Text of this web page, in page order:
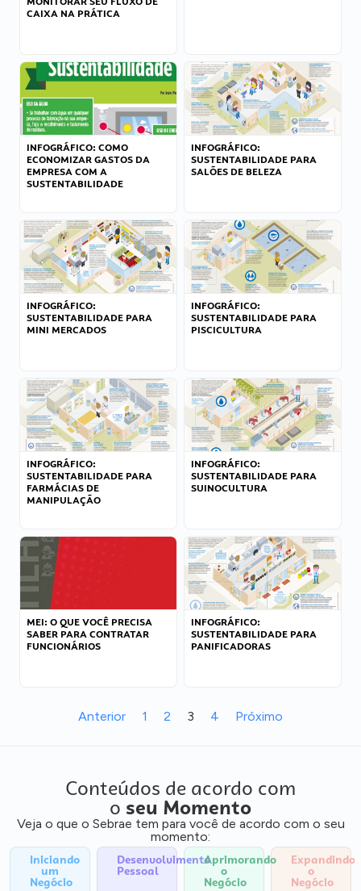
CAIXA NA PRÁTICA
INFOGRÁFICO: COMO
ECONOMIZAR GASTOS DA
EMPRESA COM A
SUSTENTABILIDADE
INFOGRÁFICO:
SUSTENTABILIDADE PARA
SALÕES DE BELEZA
INFOGRÁFICO:
SUSTENTABILIDADE PARA
MINI MERCADOS
INFOGRÁFICO:
SUSTENTABILIDADE PARA
PISCICULTURA
INFOGRÁFICO:
SUSTENTABILIDADE PARA
FARMÁCIAS DE
MANIPULAÇÃO
INFOGRÁFICO:
SUSTENTABILIDADE PARA
SUINOCULTURA
MEI: O QUE VOCÊ PRECISA
SABER PARA CONTRATAR
FUNCIONÁRIOS
INFOGRÁFICO:
SUSTENTABILIDADE PARA
PANIFICADORAS
Anterior 1 2 3 4 Próximo
Conteúdos de acordo com
o seu Momento
Veja o que o Sebrae tem para você de acordo com o seu
momento:
Iniciando
um
Negócio
Desenvolvimento
Pessoal
Aprimorando
o
Negócio
Expandindo
o
Negócio